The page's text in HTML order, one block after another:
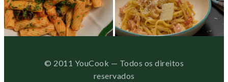
© 2011 YouCook — Todos os direitos
reservados